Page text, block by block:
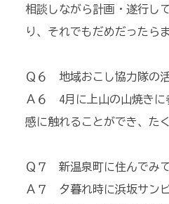
相談しながら計画・遂行し
り、それでもだめだったら
Ｑ６ 地域おこし協力隊の
Ａ６ 4月に上山の山焼きに
感に触れることができ、た
Ｑ７ 新温泉町に住んでみ
Ａ７ 夕暮れ時に浜坂サン